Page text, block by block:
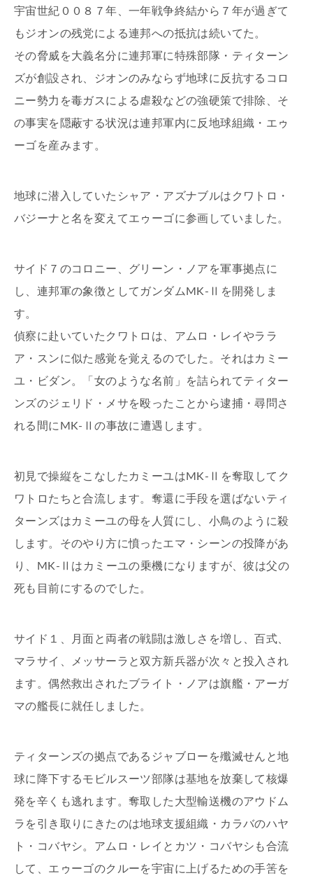
宇宙世紀００８７年、一年戦争終結から７年が過ぎて
もジオンの残党による連邦への抵抗は続いてた。
その脅威を大義名分に連邦軍に特殊部隊・ティターン
ズが創設され、ジオンのみならず地球に反抗するコロ
ニー勢力を毒ガスによる虐殺などの強硬策で排除、そ
の事実を隠蔽する状況は連邦軍内に反地球組織・エゥ
ーゴを産みます。
地球に潜入していたシャア・アズナブルはクワトロ・
バジーナと名を変えてエゥーゴに参画していました。
サイド７のコロニー、グリーン・ノアを軍事拠点に
し、連邦軍の象徴としてガンダムMK-Ⅱを開発しま
す。
偵察に赴いていたクワトロは、アムロ・レイやララ
ア・スンに似た感覚を覚えるのでした。それはカミー
ユ・ビダン。「女のような名前」を詰られてティター
ンズのジェリド・メサを殴ったことから逮捕・尋問さ
れる間にMK-Ⅱの事故に遭遇します。
初見で操縦をこなしたカミーユはMK-Ⅱを奪取してク
ワトロたちと合流します。奪還に手段を選ばないティ
ターンズはカミーユの母を人質にし、小鳥のように殺
します。そのやり方に憤ったエマ・シーンの投降があ
り、MK-Ⅱはカミーユの乗機になりますが、彼は父の
死も目前にするのでした。
サイド１、月面と両者の戦闘は激しさを増し、百式、
マラサイ、メッサーラと双方新兵器が次々と投入され
ます。偶然救出されたブライト・ノアは旗艦・アーガ
マの艦長に就任しました。
ティターンズの拠点であるジャブローを殲滅せんと地
球に降下するモビルスーツ部隊は基地を放棄して核爆
発を辛くも逃れます。奪取した大型輸送機のアウドム
ラを引き取りにきたのは地球支援組織・カラバのハヤ
ト・コバヤシ。アムロ・レイとカツ・コバヤシも合流
して、エゥーゴのクルーを宇宙に上げるための手筈を